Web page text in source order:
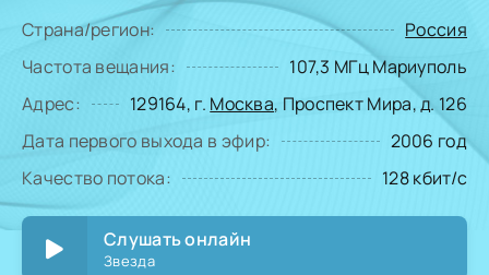
Страна/регион:
Россия
Частота вещания:
107,3 МГц Мариуполь
Адрес:
129164, г. Москва, Проспект Мира, д. 126
Дата первого выхода в эфир:
2006 год
Качество потока:
128 кбит/с
Слушать онлайн
Звезда